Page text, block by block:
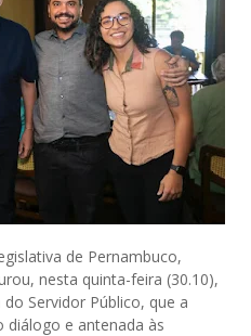
de Pernambuco,
nesta quinta-feira (30.10),
Servidor Público, que a
diálogo e antenada às